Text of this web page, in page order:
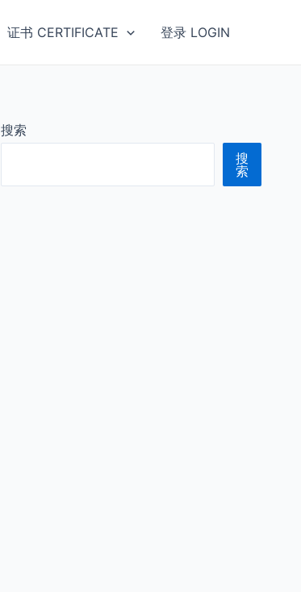
证书 CERTIFICATE 登录 LOGIN
搜索
搜
索